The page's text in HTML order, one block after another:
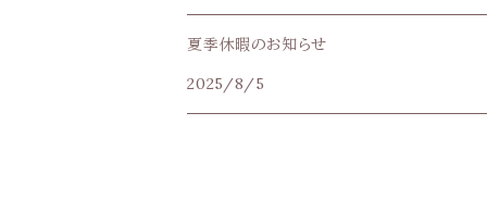
夏季休暇のお知らせ
2025/8/5